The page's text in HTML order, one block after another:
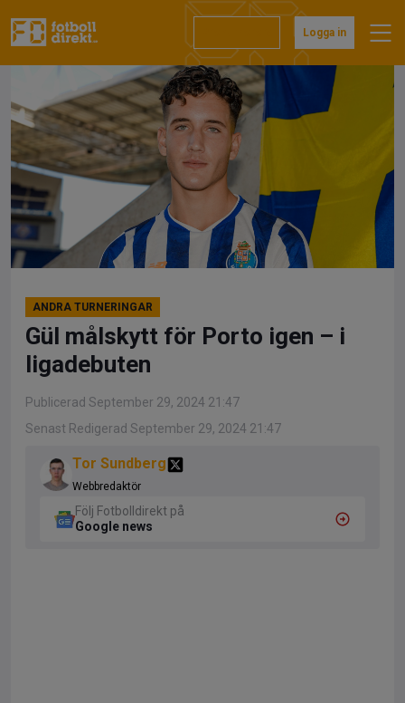
till
Logga in
ANDRA TURNERINGAR
Gül målskytt för Porto igen – i
ligadebuten
Publicerad September 29, 2024 21:47
Senast Redigerad September 29, 2024 21:47
Tor Sundberg
Webbredaktör
Följ Fotbolldirekt på
Google news